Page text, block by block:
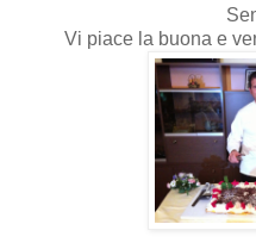
Vi piace la buona e